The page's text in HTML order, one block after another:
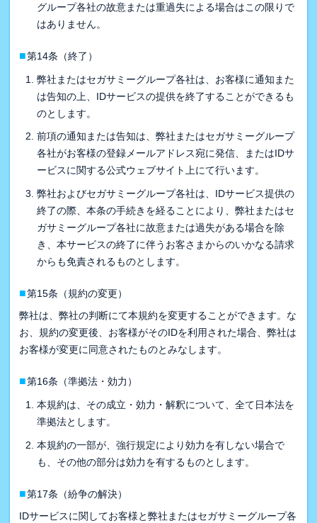
グループ各社の故意または重過失による場合はこの限りで
はありません。
■第14条（終了）
弊社またはセガサミーグループ各社は、お客様に通知また
は告知の上、IDサービスの提供を終了することができるも
のとします。
前項の通知または告知は、弊社またはセガサミーグループ
各社がお客様の登録メールアドレス宛に発信、またはIDサ
ービスに関する公式ウェブサイト上にて行います。
弊社およびセガサミーグループ各社は、IDサービス提供の
終了の際、本条の手続きを経ることにより、弊社またはセ
ガサミーグループ各社に故意または過失がある場合を除
き、本サービスの終了に伴うお客さまからのいかなる請求
からも免責されるものとします。
■第15条（規約の変更）
弊社は、弊社の判断にて本規約を変更することができます。な
お、規約の変更後、お客様がそのIDを利用された場合、弊社は
お客様が変更に同意されたものとみなします。
■第16条（準拠法・効力）
本規約は、その成立・効力・解釈について、全て日本法を
準拠法とします。
本規約の一部が、強行規定により効力を有しない場合で
も、その他の部分は効力を有するものとします。
■第17条（紛争の解決）
IDサービスに関してお客様と弊社またはセガサミーグループ各